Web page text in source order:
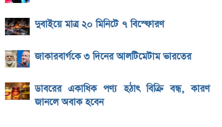
দুবাইয়ে মাত্র ২০ মিনিটে ৭ বিস্ফোরণ
জাকারবার্গকে ৩ দিনের আলটিমেটাম ভারতের
ডাবরের একাধিক পণ্য হঠাৎ বিক্রি বন্ধ, কারণ
জানলে অবাক হবেন